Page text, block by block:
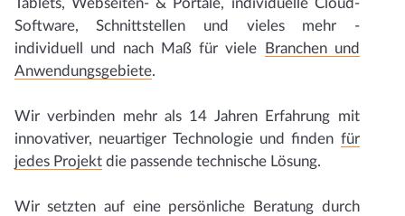
Tablets, Webseiten- & Portale, individuelle Cloud-
Software, Schnittstellen und vieles mehr -
individuell und nach Maß für viele
Branchen und
Anwendungsgebiete.
Wir verbinden mehr als 14 Jahren Erfahrung mit
innovativer, neuartiger Technologie und finden für
jedes Projektdie passende technische Lösung.
Wir setzten auf eine persönliche Beratung durch